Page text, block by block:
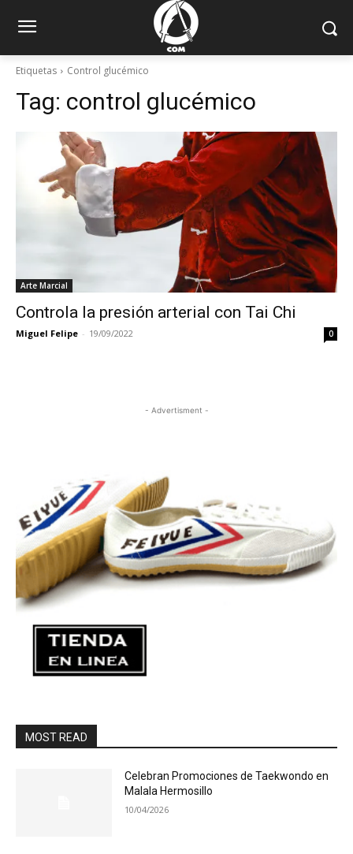
Etiquetas Control glucémico
Tag: control glucémico
Arte Marcial
Controla la presión arterial con Tai Chi
Miguel Felipe - 19/09/2022 0
- Advertisment -
MOST READ
Celebran Promociones de Taekwondo en
Malala Hermosillo
10/04/2026